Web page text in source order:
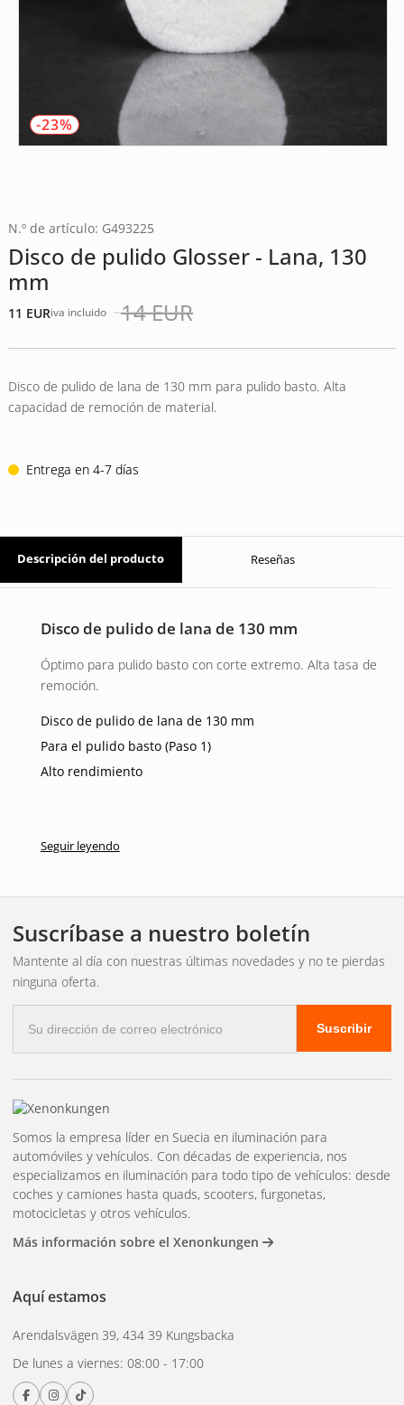
-23%
N.º de artículo: G493225
Disco de pulido Glosser - Lana, 130
mm
14EUR
El
era:
14 EUR.
11 EUR
El
es:
11 EUR.
iva incluido
Disco de pulido de lana de 130 mm para pulido basto. Alta
capacidad de remoción de material.
Entrega en 4-7 días
Descripción del producto Reseñas
Disco de pulido de lana de 130 mm
Óptimo para pulido basto con corte extremo. Alta tasa de
remoción.
Disco de pulido de lana de 130 mm
Para el pulido basto (Paso 1)
Alto rendimiento
Seguir leyendo
Suscríbase a nuestro boletín
Mantente al día con nuestras últimas novedades y no te pierdas
ninguna oferta.
electrónico
Suscribir
Somos la empresa líder en Suecia en iluminación para
automóviles y vehículos. Con décadas de experiencia, nos
especializamos en iluminación para todo tipo de vehículos: desde
coches y camiones hasta quads, scooters, furgonetas,
motocicletas y otros vehículos.
Más información sobre el Xenonkungen
Aquí estamos
Arendalsvägen 39, 434 39 Kungsbacka
De lunes a viernes: 08:00 - 17:00